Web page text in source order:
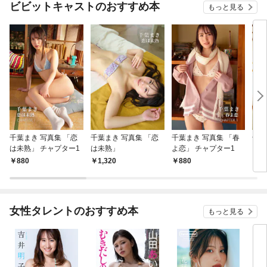
ビビットキャストのおすすめ本 もっと見る
千葉まき 写真集 「恋
は未熟」 チャプター1
880
千葉まき 写真集 「恋
は未熟」
1,320
千葉まき 写真集 「春
よ恋」 チャプター1
880
千
女性タレントのおすすめ本 もっと見る